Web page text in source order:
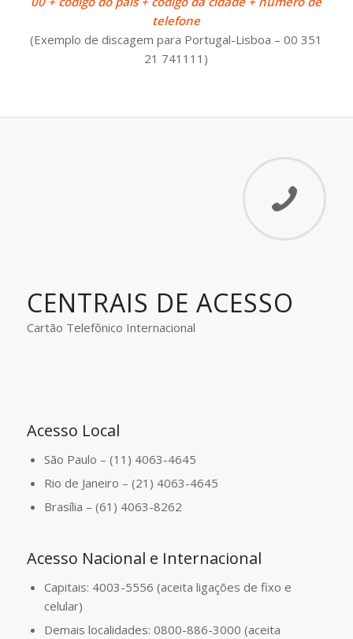
telefone
(Exemplo de discagem para Portugal-Lisboa – 00 351
21 741111)
CENTRAIS DE ACESSO
Cartão Telefônico Internacional
Acesso Local
São Paulo – (11) 4063-4645
Rio de Janeiro – (21) 4063-4645
Brasília – (61) 4063-8262
Acesso Nacional e Internacional
Capitais: 4003-5556 (aceita ligações de fixo e
celular)
Demais localidades: 0800-886-3000 (aceita